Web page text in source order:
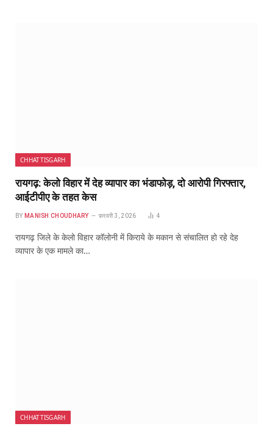
CHHATTISGARH
रायगढ़: केलो विहार में देह व्यापार का भंडाफोड़, दो आरोपी गिरफ्तार,
आईटीपीए के तहत केस
BY MANISH CHOUDHARY फ़रवरी 3, 2026 4
रायगढ़ जिले के केलो विहार कॉलोनी में किराये के मकान से संचालित हो रहे देह
व्यापार के एक मामले का…
CHHATTISGARH